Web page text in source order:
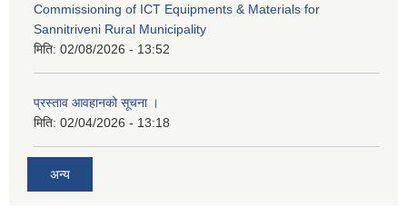
Commissioning of ICT Equipments & Materials for
Sannitriveni Rural Municipality
मिति: 02/08/2026 - 13:52
प्रस्ताव आवहानको सूचना ।
मिति: 02/04/2026 - 13:18
अन्य